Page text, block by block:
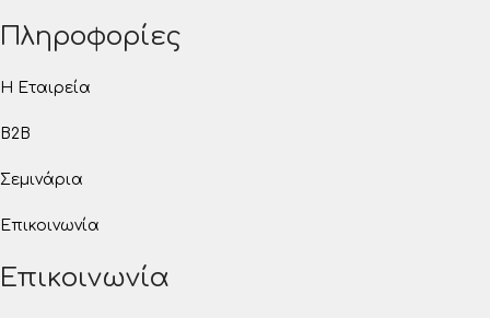
Πληροφορίες
Η Εταιρεία
B2B
Σεμινάρια
Επικοινωνία
Επικοινωνία